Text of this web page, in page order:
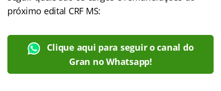
próximo edital CRF MS:
Clique aqui para seguir o canal do
Gran no Whatsapp!